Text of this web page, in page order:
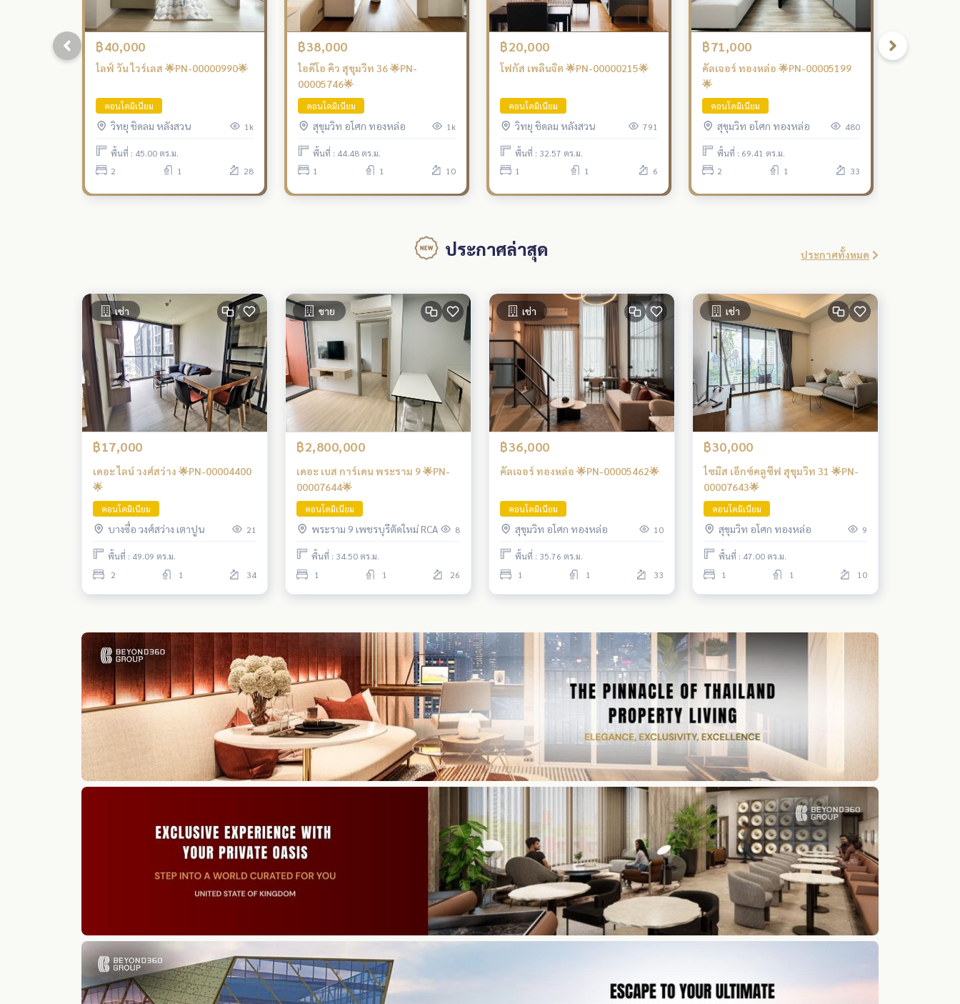
฿40,000
ไลฟ์ วัน ไวร์เลส 🌟PN-00000990🌟
คอนโดมิเนียม
วิทยุ ชิดลม หลังสวน 1k
พื้นที่ : 45.00 ตร.ม.
2
1 28
฿38,000
ไอดีโอ คิว สุขุมวิท 36 🌟PN-
00005746🌟
คอนโดมิเนียม
สุขุมวิท อโศก ทองหล่อ 1k
พื้นที่ : 44.48 ตร.ม.
1
1 10
฿20,000
โฟกัส เพลินจิต 🌟PN-00000215🌟
คอนโดมิเนียม
วิทยุ ชิดลม หลังสวน 791
พื้นที่ : 32.57 ตร.ม.
1
1 6
฿71,000
คัลเจอร์ ทองหล่อ 🌟PN-00005199
🌟
คอนโดมิเนียม
สุขุมวิท อโศก ทองหล่อ 480
พื้นที่ : 69.41 ตร.ม.
2
1 33
ประกาศล่าสุด ประกาศทั้งหมด
เช่า
฿17,000
เดอะ ไลน์ วงศ์สว่าง 🌟PN-00004400
🌟
คอนโดมิเนียม
บางซื่อ วงศ์สว่าง เตาปูน 21
พื้นที่ : 49.09 ตร.ม.
2
1 34
ขาย
฿2,800,000
เดอะ เบส การ์เดน พระราม 9 🌟PN-
00007644🌟
คอนโดมิเนียม
พระราม 9 เพชรบุรีตัดใหม่ RCA 8
พื้นที่ : 34.50 ตร.ม.
1
1 26
เช่า
฿36,000
คัลเจอร์ ทองหล่อ 🌟PN-00005462🌟
คอนโดมิเนียม
สุขุมวิท อโศก ทองหล่อ 10
พื้นที่ : 35.76 ตร.ม.
1
1 33
เช่า
฿30,000
ไซมิส เอ็กซ์คลูซีฟ สุขุมวิท 31 🌟PN-
00007643🌟
คอนโดมิเนียม
สุขุมวิท อโศก ทองหล่อ 9
พื้นที่ : 47.00 ตร.ม.
1
1 10